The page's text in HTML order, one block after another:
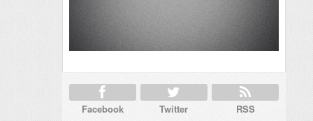
Facebook Twitter RSS